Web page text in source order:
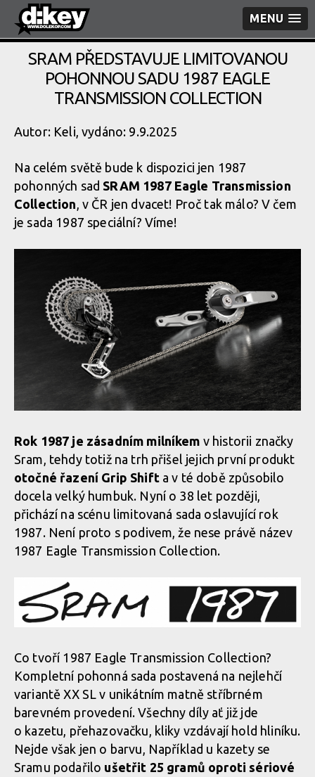
MENU
SRAM PŘEDSTAVUJE LIMITOVANOU
POHONNOU SADU 1987 EAGLE
TRANSMISSION COLLECTION
Autor: Keli, vydáno: 9.9.2025
Na celém světě bude k dispozici jen 1987
pohonných sad SRAM 1987 Eagle Transmission
Collection, v ČR jen dvacet! Proč tak málo? V čem
je sada 1987 speciální? Víme!
Rok 1987 je zásadním milníkem v historii značky
Sram, tehdy totiž na trh přišel jejich první produkt
otočné řazení Grip Shift a v té době způsobilo
docela velký humbuk. Nyní o 38 let později,
přichází na scénu limitovaná sada oslavující rok
1987. Není proto s podivem, že nese právě název
1987 Eagle Transmission Collection.
Co tvoří 1987 Eagle Transmission Collection?
Kompletní pohonná sada postavená na nejlehčí
variantě XX SL v unikátním matně stříbrném
barevném provedení. Všechny díly ať již jde
o kazetu, přehazovačku, kliky vzdávají hold hliníku.
Nejde však jen o barvu, Například u kazety se
Sramu podařilo ušetřit 25 gramů oproti sériové